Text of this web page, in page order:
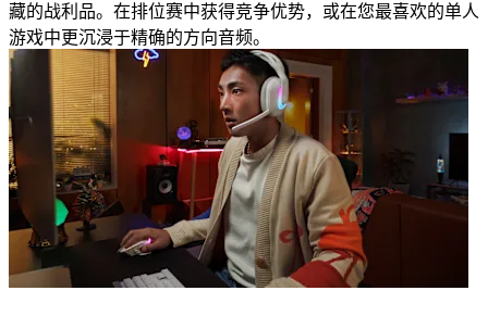
藏的战利品。在排位赛中获得竞争优势，或在您最喜欢的单人
游戏中更沉浸于精确的方向音频。